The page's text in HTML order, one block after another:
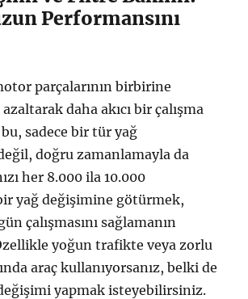
Performansını
parçalarının birbirine
daha akıcı bir çalışma
sadece bir tür yağ
doğru zamanlamayla da
her 8.000 ila 10.000
yağ değişimine götürmek,
çalışmasını sağlamanın
yoğun trafikte veya zorlu
araç kullanıyorsanız, belki de
yapmak isteyebilirsiniz.